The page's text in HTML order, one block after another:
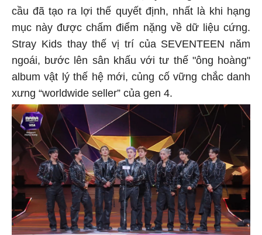
cầu đã tạo ra lợi thế quyết định, nhất là khi hạng
mục này được chấm điểm nặng về dữ liệu cứng.
Stray Kids thay thế vị trí của SEVENTEEN năm
ngoái, bước lên sân khấu với tư thế "ông hoàng"
album vật lý thế hệ mới, củng cố vững chắc danh
xưng “worldwide seller” của gen 4.